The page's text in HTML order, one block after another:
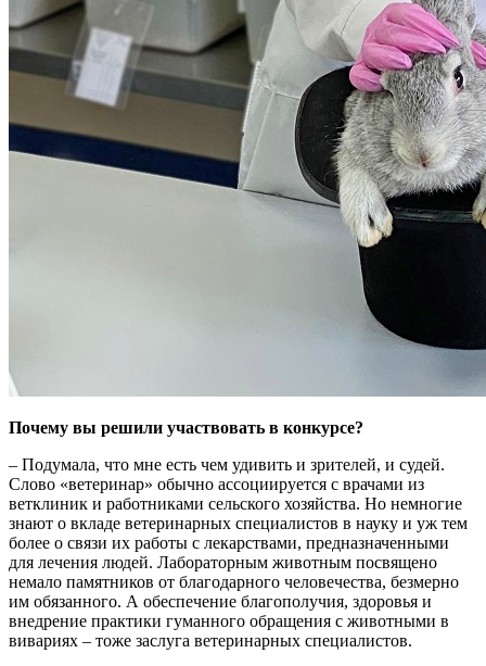
Почему вы решили участвовать в конкурсе?
– Подумала, что мне есть чем удивить и зрителей, и судей.
Слово «ветеринар» обычно ассоциируется с врачами из
ветклиник и работниками сельского хозяйства. Но немногие
знают о вкладе ветеринарных специалистов в науку и уж тем
более о связи их работы с лекарствами, предназначенными
для лечения людей. Лабораторным животным посвящено
немало памятников от благодарного человечества, безмерно
им обязанного. А обеспечение благополучия, здоровья и
внедрение практики гуманного обращения с животными в
вивариях – тоже заслуга ветеринарных специалистов.